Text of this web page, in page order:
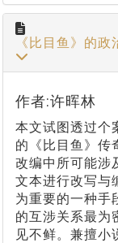
《比目鱼》的
作者:许晖林
本文试图透过个
的《比目鱼》传
改编中所可能涉
文本进行改写与
为重要的一种手
的互涉关系最为
见不鲜。兼擅小